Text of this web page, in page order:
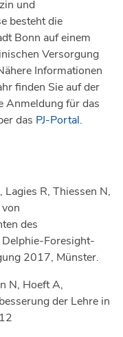
und
besteht die
Bonn auf einem
Versorgung
Informationen
finden Sie auf der
Anmeldung für das
das PJ-Portal.
R, Thiessen N,
des
Foresight-
2017, Münster.
N, Hoeft A,
der Lehre in